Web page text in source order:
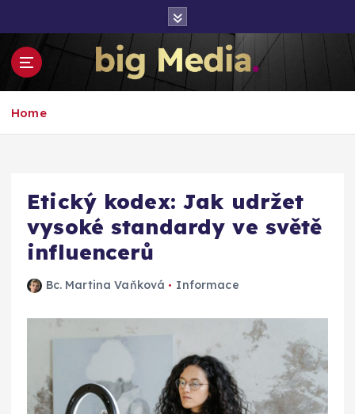
o
Inspirace pro mediální růst a podnikání
Home
Etický kodex: Jak udržet
vysoké standardy ve světě
influencerů
Bc. Martina Vaňková Informace